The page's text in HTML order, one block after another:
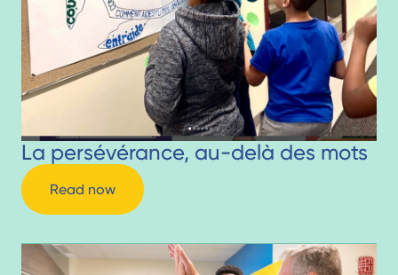
La persévérance, au-delà des mots
Read now